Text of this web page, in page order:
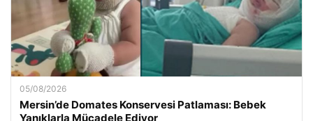
05/08/2026
Mersin’de Domates Konservesi Patlaması: Bebek
Yanıklarla Mücadele Ediyor